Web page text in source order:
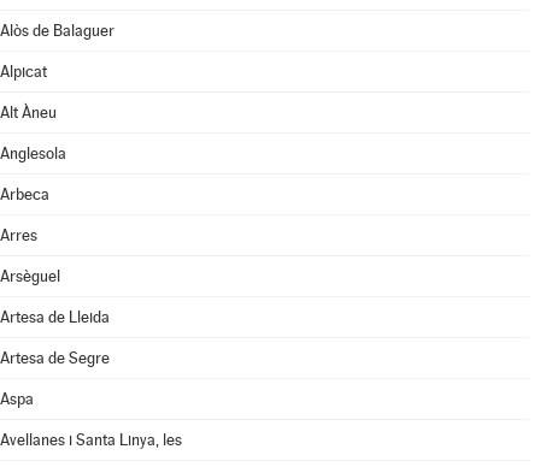
Alòs de Balaguer
Alpicat
Alt Àneu
Anglesola
Arbeca
Arres
Arsèguel
Artesa de Lleida
Artesa de Segre
Aspa
Avellanes i Santa Linya, les